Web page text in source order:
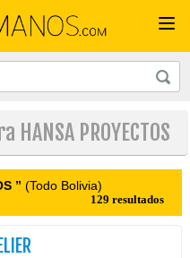
PROYECTOS
” (Todo Bolivia)
129 resultados